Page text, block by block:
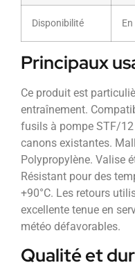
Disponibilité
Principaux
Ce produit est
entraînement.
fusils à pompe STF/
canons existantes.
Polypropylène. Valise
Résistant pour des
+90°C. Les retours
excellente tenue en
météo défavorables.
Qualité et